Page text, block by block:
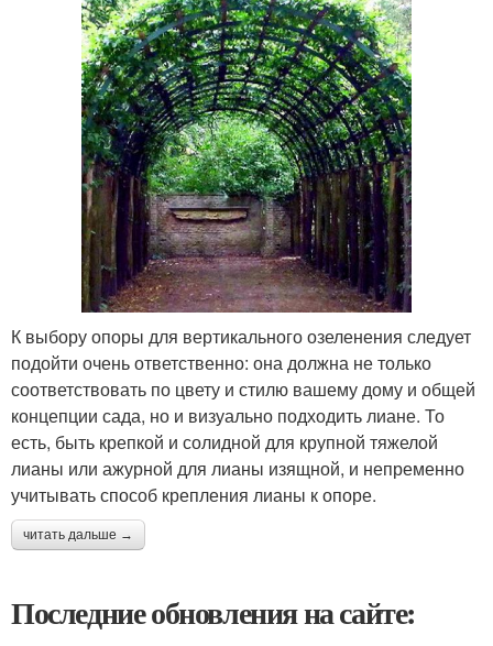
К выбору опоры для вертикального озеленения следует
подойти очень ответственно: она должна не только
соответствовать по цвету и стилю вашему дому и общей
концепции сада, но и визуально подходить лиане. То
есть, быть крепкой и солидной для крупной тяжелой
лианы или ажурной для лианы изящной, и непременно
учитывать способ крепления лианы к опоре.
читать дальше →
Последние обновления на сайте: